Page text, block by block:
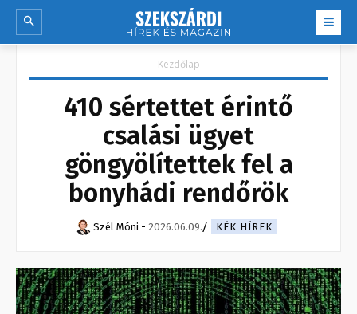
Kezdőlap
410 sértettet érintő
csalási ügyet
göngyölítettek fel a
bonyhádi rendőrök
Szél Móni - 2026.06.09. KÉK HÍREK